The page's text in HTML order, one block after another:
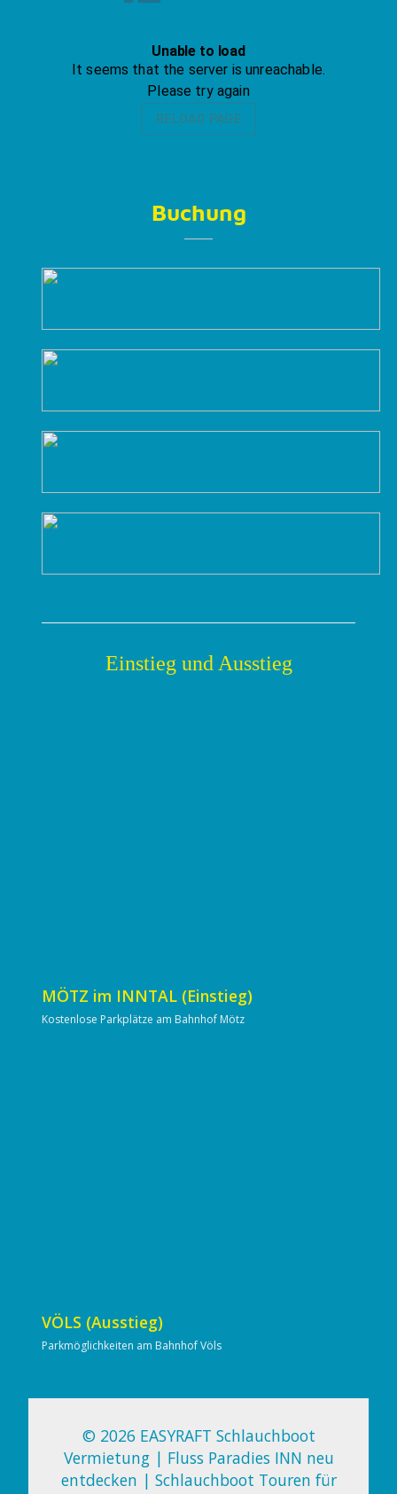
Buchung
Einstieg und Ausstieg
MÖTZ im INNTAL (Einstieg)
Kostenlose Parkplätze am Bahnhof Mötz
VÖLS (Ausstieg)
Parkmöglichkeiten am Bahnhof Völs
© 2026 EASYRAFT Schlauchboot
Vermietung | Fluss Paradies INN neu
entdecken | Schlauchboot Touren für